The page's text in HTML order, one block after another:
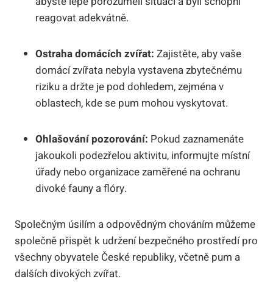
reagovat adekvátně.
Ostraha domácích zvířat: Zajistěte, aby vaše
domácí zvířata nebyla vystavena zbytečnému
riziku a držte je pod dohledem, zejména v
oblastech, kde se pum mohou vyskytovat.
Ohlašování pozorování: Pokud zaznamenáte
jakoukoli podezřelou aktivitu, informujte místní
úřady nebo organizace zaměřené na ochranu
divoké fauny a flóry.
Společným úsilím a odpovědným chováním můžeme
společně přispět k udržení bezpečného prostředí pro
všechny obyvatele České republiky, včetně pum a
dalších divokých zvířat.